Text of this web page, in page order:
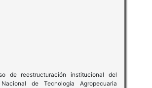
de reestructuración institucional del
de Tecnología Agropecuaria